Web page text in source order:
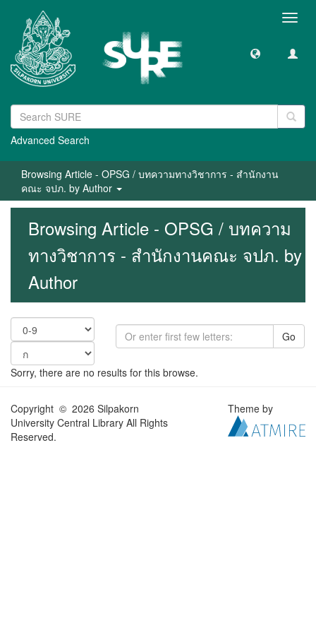
Advanced Search
Browsing Article - OPSG / บทความทางวิชาการ - สำนักงาน
คณะ จปภ. by Author
Browsing Article - OPSG / บทความ
ทางวิชาการ - สำนักงานคณะ จปภ. by
Author
Go
Sorry, there are no results for this browse.
Copyright © 2026 Silpakorn
University Central Library All Rights
Reserved.
Theme by